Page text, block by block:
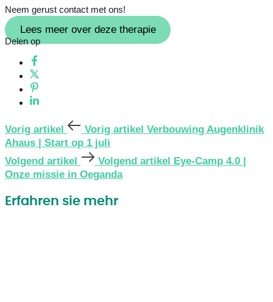
Neem gerust contact met ons!
Lees meer over deze therapie
Delen op
Vorig artikel Vorig artikel Verbouwing Augenklinik
Ahaus | Start op 1 juli
Volgend artikel
Volgend artikel
Eye-Camp 4.0 |
Onze missie in Oeganda
Erfahren sie mehr